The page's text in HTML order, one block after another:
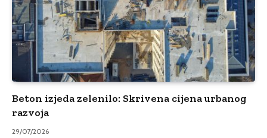
Beton izjeda zelenilo: Skrivena cijena urbanog
razvoja
29/07/2026